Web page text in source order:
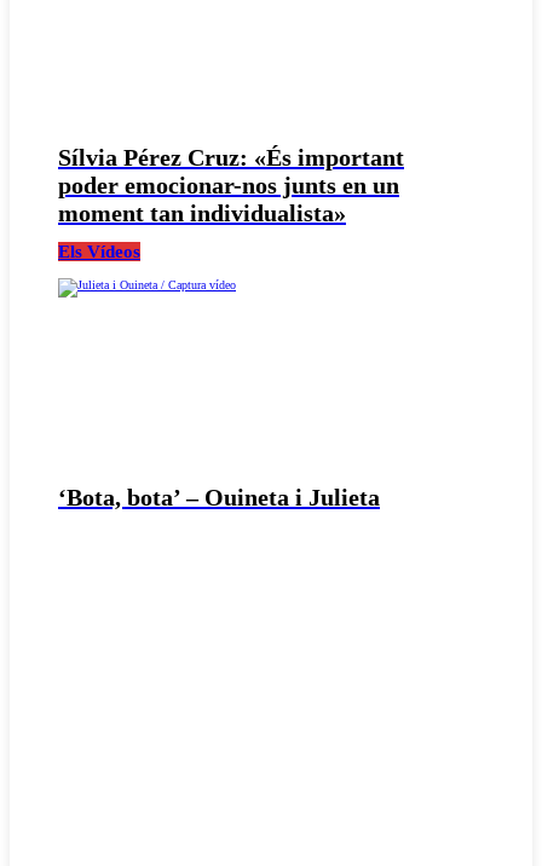
Sílvia Pérez Cruz: «És important
poder emocionar-nos junts en un
moment tan individualista»
Els Vídeos
‘Bota, bota’ – Ouineta i Julieta